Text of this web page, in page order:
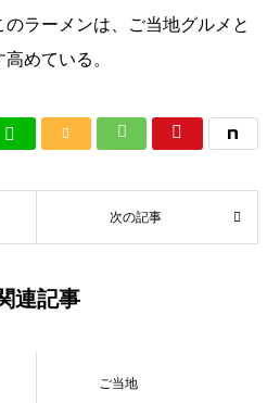
ラーメンは、ご当地グルメと
めている。
  
次の記事
連記事
ご当地